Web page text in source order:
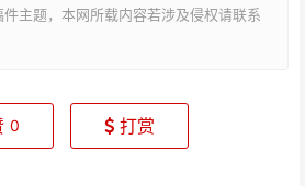
主题，本网所载内容若涉及侵权请联系
0 打赏